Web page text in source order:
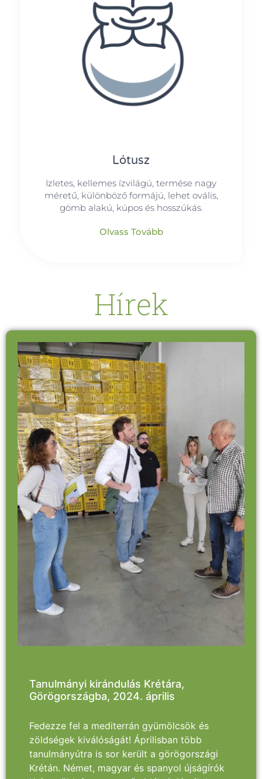
Lótusz
Izletes, kellemes ízvilágú, termése nagy
méretű, különböző formájú, lehet ovális,
gömb alakú, kúpos és hosszúkás.
Olvass Tovább
Hírek
Tanulmányi kirándulás Krétára,
Görögországba, 2024. április
Fedezze fel a mediterrán gyümölcsök és
zöldségek kiválóságát! Áprilisban több
tanulmányútra is sor került a görögországi
Krétán. Német, magyar és spanyol újságírók